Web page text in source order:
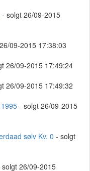
- solgt 26/09-2015
09-2015 17:38:03
26/09-2015 17:49:24
26/09-2015 17:49:32
- solgt 26/09-2015
sølv Kv. 0 - solgt
solgt 26/09-2015